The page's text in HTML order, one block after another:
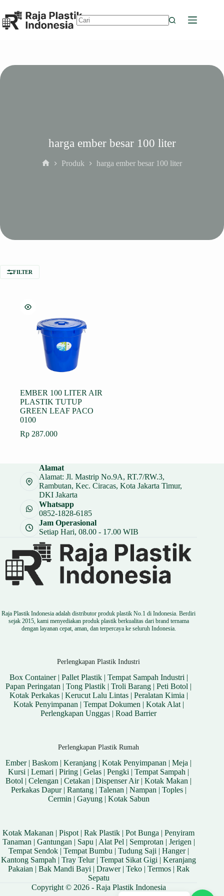
to
content
harga ember besar 100 liter
Produk harga ember besar 100 liter
FILTER
EMBER 100 LITER AIR
PLASTIK TUTUP
GREEN LEAF PACO
0100
Rp 287.000
Alamat
Alamat: Jl. Mastrip No.9A, RT.7/RW.3,
Rambutan, Kec. Ciracas, Kota Jakarta Timur,
DKI Jakarta
Whatsapp
0852-1828-6185
Jam Operasional
Setiap Hari, 08.00 - 17.00 WIB
Raja Plastik Indonesia adalah distributor produk plastik No.1 di Indonesia. Berdiri
sejak 2015, kami menyediakan produk plastik berkualitas dari brand ternama
dengan layanan cepat, aman, dan terpercaya ke seluruh Indonesia.
Perlengkapan Plastik Industri
Box Container| Pallet Plastik| Tempat Sampah Industri |
Papan Peringatan |Tong Plastik |Troli Barang |Peti Botol |
Kotak Perkakas| Kerucut Lalu Lintas| Peralatan Kimia |
Kotak Penyimpanan | Tempat Dokumen | Kotak Alat|
Perlengkapan Unggas |Road Barrier
Perlengkapan Plastik Rumah
Ember|Baskom |Keranjang |Kotak Penyimpanan |Meja |
Kursi |Lemari |Piring |Gelas |Pengki |Tempat Sampah |
Botol |Celengan |Cetakan |Dispenser Air|Kotak Makan |
Perkakas Dapur| Rantang| Talenan| Nampan| Toples|
Cermin| Gayung| Kotak Sabun
Kotak Makanan |Pispot|Rak Plastik |Pot Bunga |Penyiram
Tanaman| Gantungan| Sapu| Alat Pel| Semprotan| Jerigen|
Tempat Sendok| Tempat Bumbu| Tudung Saji| Hanger|
Kantong Sampah |Tray Telur|Tempat Sikat Gigi |Keranjang
Pakaian| Bak Mandi Bayi| Drawer| Teko| Termos| Rak
Sepatu
Copyright © 2026 - Raja Plastik Indonesia